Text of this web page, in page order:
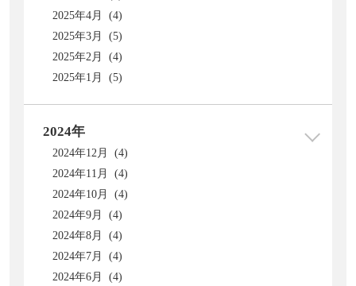
2025年4月 (4)
2025年3月 (5)
2025年2月 (4)
2025年1月 (5)
2024年
2024年12月 (4)
2024年11月 (4)
2024年10月 (4)
2024年9月 (4)
2024年8月 (4)
2024年7月 (4)
2024年6月 (4)